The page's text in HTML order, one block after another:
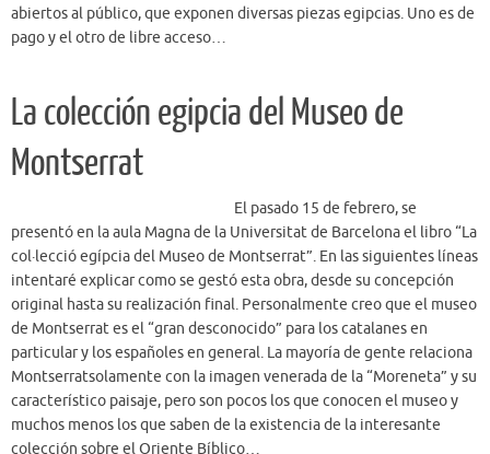
abiertos al público, que exponen diversas piezas egipcias. Uno es de
pago y el otro de libre acceso…
La colección egipcia del Museo de
Montserrat
El pasado 15 de febrero, se
presentó en la aula Magna de la Universitat de Barcelona el libro “La
col·lecció egípcia del Museo de Montserrat”. En las siguientes líneas
intentaré explicar como se gestó esta obra, desde su concepción
original hasta su realización final. Personalmente creo que el museo
de Montserrat es el “gran desconocido” para los catalanes en
particular y los españoles en general. La mayoría de gente relaciona
Montserratsolamente con la imagen venerada de la “Moreneta” y su
característico paisaje, pero son pocos los que conocen el museo y
muchos menos los que saben de la existencia de la interesante
colección sobre el Oriente Bíblico…